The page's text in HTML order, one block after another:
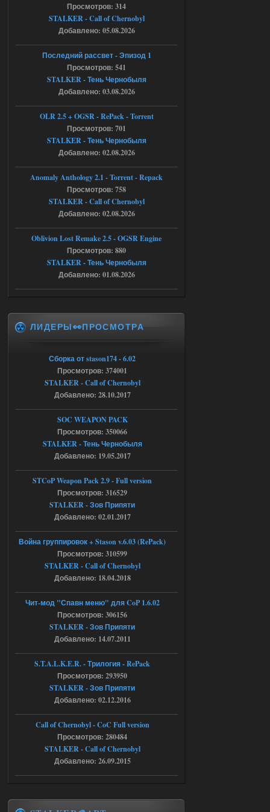
ставить больше 1 к
Ответить ➤
Тайна Зоны - Remaster 2026
Stalker-Mods-Clan-su
Ответить ➤
Тайна Зоны - Remaster 2026
патч я установил после
установки мода, да, ладно,
наверное вы правы придется ожидать
Ответить ➤
05.08.2026
Тайна Зоны - Remaster 2026
Stalker-Mods-Clan-su
Ответить ➤
05.08.2026
AndreySA
[05.08.26
20:23:10.934] [17468]
[error]Expression : FATAL ERROR
[error]Function :
CScriptEngine::lua_pcall_failed
[error]File : D:\a\OGSR-
Engine\OGSR-
Engine\ogsr_engine\COMMON_AI\scrip
t_engine.cpp
[error]Line : 75
[error]Description :
[CScriptEngine::lua_pcall_failed]: ... -
shadow of
chernobyl\gamedata\scripts\xr_camper.sc
ript:510: attempt to index local 'manager'
(a nil value)
Вылет после захода в Припять.
Ответить ➤
Скованные одной цепью
18:37
r4908778
с избавлением от баласта,
доходяга.
Ответить ➤
05.08.2026
Путь во мгле + GUNSLINGER mod
Stalker-Mods-Clan-su
Доступно только для пользователей
Ответить ➤
05.08.2026
Путь во мгле + GUNSLINGER mod
Просмотров: 314
STALKER - Call of Chernobyl
Добавлено: 05.08.2026
Последний рассвет - Эпизод 1
Просмотров: 541
STALKER - Тень Чернобыля
Добавлено: 03.08.2026
OLR 2.5 + OGSR - RePack - Torrent
Просмотров: 701
STALKER - Тень Чернобыля
Добавлено: 02.08.2026
Anomaly Anthology 2.1 - Torrent - Repack
Просмотров: 758
STALKER - Call of Chernobyl
Добавлено: 02.08.2026
Oblivion Lost Remake 2.5 - OGSR Engine
Просмотров: 880
STALKER - Тень Чернобыля
Добавлено: 01.08.2026
ЛИДЕРЫ👀ПРОСМОТРА
Сборка от stason174 - 6.02
Просмотров: 374001
STALKER - Call of Chernobyl
Добавлено: 28.10.2017
SOC WEAPON PACK
Просмотров: 350066
STALKER - Тень Чернобыля
Добавлено: 19.05.2017
STCoP Weapon Pack 2.9 - Full version
Просмотров: 316529
STALKER - Зов Припяти
Добавлено: 02.01.2017
Война группировок + Stason v.6.03 (RePack)
Просмотров: 310599
STALKER - Call of Chernobyl
Добавлено: 18.04.2018
Чит-мод "Спавн меню" для CoP 1.6.02
Просмотров: 306156
STALKER - Зов Припяти
Добавлено: 14.07.2011
S.T.A.L.K.E.R. - Трилогия - RePack
Просмотров: 293950
STALKER - Зов Припяти
Добавлено: 02.12.2016
Call of Chernobyl - CoC Full version
Просмотров: 280484
STALKER - Call of Chernobyl
Добавлено: 26.09.2015